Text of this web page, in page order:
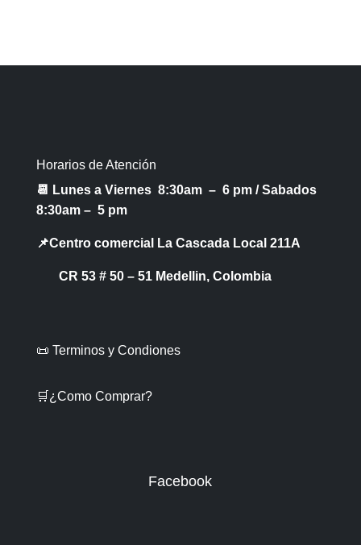
Horarios de Atención
📆 Lunes a Viernes 8:30am – 6 pm /Sabados
8:30am – 5 pm
📌Centro comercial La Cascada Local 211A
CR 53 # 50 – 51 Medellin, Colombia
📜 Terminos y Condiones
🛒¿Como Comprar?
Facebook